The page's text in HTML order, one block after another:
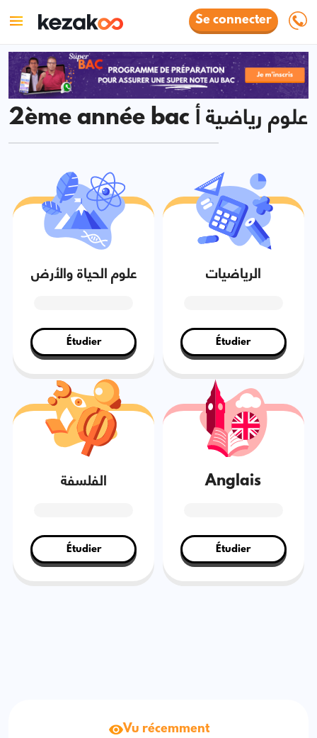
Se connecter
2ème année bac علوم رياضية أ
علوم الحياة والأرض
Étudier
الرياضيات
Étudier
الفلسفة
Étudier
Anglais
Étudier
Vu récemment